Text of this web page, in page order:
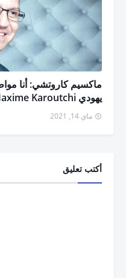
ماكسيم كاروتشي: أنا
يهودي Maxime Karoutchi
ماي 14, 2021
أكتب تعليق